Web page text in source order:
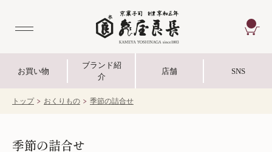
お買い物
ブランド紹
介
店舗 SNS
トップ おくりもの 季節の詰合せ
季節の詰合せ